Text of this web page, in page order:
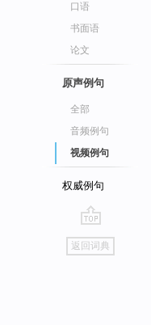
口语
书面语
论文
原声例句
全部
音频例句
视频例句
权威例句
go
top
返回词典